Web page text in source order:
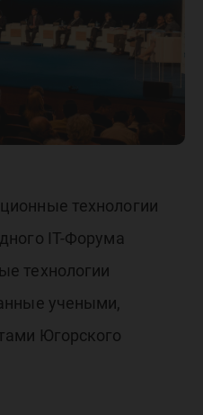
технологии
IT-Форума
технологии
учеными,
Югорского